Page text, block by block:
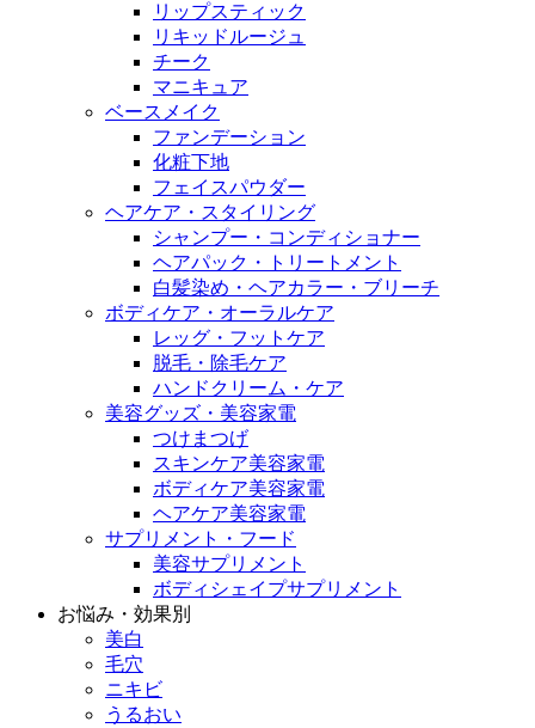
リップスティック
リキッドルージュ
チーク
マニキュア
ベースメイク
ファンデーション
化粧下地
フェイスパウダー
ヘアケア・スタイリング
シャンプー・コンディショナー
ヘアパック・トリートメント
白髪染め・ヘアカラー・ブリーチ
ボディケア・オーラルケア
レッグ・フットケア
脱毛・除毛ケア
ハンドクリーム・ケア
美容グッズ・美容家電
つけまつげ
スキンケア美容家電
ボディケア美容家電
ヘアケア美容家電
サプリメント・フード
美容サプリメント
ボディシェイプサプリメント
お悩み・効果別
美白
毛穴
ニキビ
うるおい